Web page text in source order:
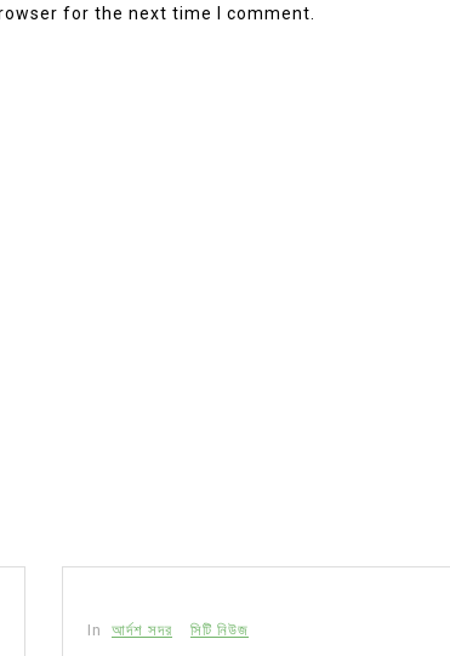
for the next time I comment.
In আর্দশ সদর সিটি নিউজ